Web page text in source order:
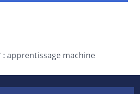
: apprentissage machine